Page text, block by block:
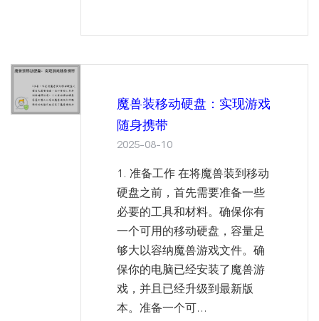
魔兽装移动硬盘：实现游戏
随身携带
2025-08-10
1. 准备工作 在将魔兽装到移动
硬盘之前，首先需要准备一些
必要的工具和材料。确保你有
一个可用的移动硬盘，容量足
够大以容纳魔兽游戏文件。确
保你的电脑已经安装了魔兽游
戏，并且已经升级到最新版
本。准备一个可...